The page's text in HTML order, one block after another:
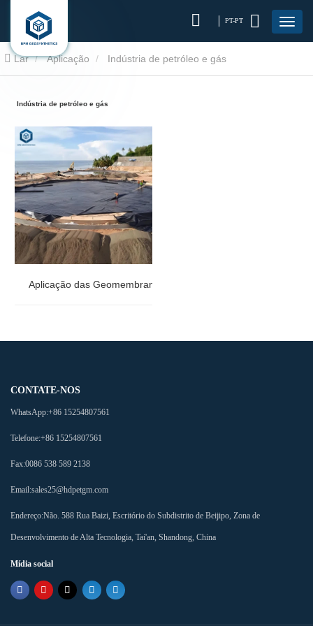
PT-PT
Lar Aplicação Indústria de petróleo e gás
Indústria de petróleo e gás
Aplicação das Geomembranas BPM na Indústria de Petróleo e
CONTATE-NOS
WhatsApp:+86 15254807561
Telefone:+86 15254807561
Fax:0086 538 589 2138
Email:sales25@hdpetgm.com
Endereço:Não. 588 Rua Baizi, Escritório do Subdistrito de Beijipo, Zona de
Desenvolvimento de Alta Tecnologia, Tai'an, Shandong, China
Mídia social